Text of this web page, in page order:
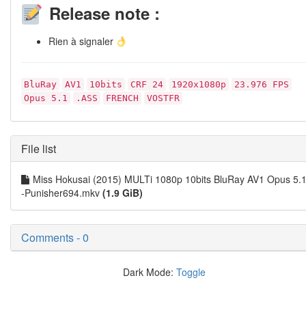
Release note :
Rien à signaler
BluRay AV1 10bits CRF 24 1920x1080p
23.976 FPS
Opus 5.1
.ASS FRENCH VOSTFR
File list
Miss Hokusai (2015) MULTi 1080p 10bits BluRay AV1 Opus 5.1
-Punisher694.mkv (1.9 GiB)
Comments - 0
Dark Mode: Toggle